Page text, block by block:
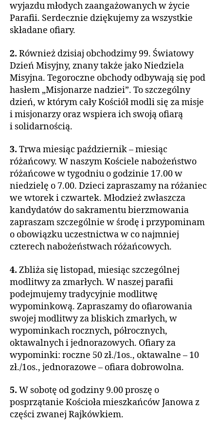
wyjazdu młodych zaangażowanych w życie
Parafii. Serdecznie dziękujemy za wszystkie
składane ofiary.
2. Również dzisiaj obchodzimy 99. Światowy
Dzień Misyjny, znany także jako Niedziela
Misyjna. Tegoroczne obchody odbywają się pod
hasłem „Misjonarze nadziei”. To szczególny
dzień, w którym cały Kościół modli się za misje
i misjonarzy oraz wspiera ich swoją ofiarą
i solidarnością.
3. Trwa miesiąc październik – miesiąc
różańcowy. W naszym Kościele nabożeństwo
różańcowe w tygodniu o godzinie 17.00 w
niedzielę o 7.00. Dzieci zapraszamy na różaniec
we wtorek i czwartek. Młodzież zwłaszcza
kandydatów do sakramentu bierzmowania
zapraszam szczególnie w środę i przypominam
o obowiązku uczestnictwa w co najmniej
czterech nabożeństwach różańcowych.
4. Zbliża się listopad, miesiąc szczególnej
modlitwy za zmarłych. W naszej parafii
podejmujemy tradycyjnie modlitwę
wypominkową. Zapraszamy do ofiarowania
swojej modlitwy za bliskich zmarłych, w
wypominkach rocznych, półrocznych,
oktawalnych i jednorazowych. Ofiary za
wypominki: roczne 50 zł./1os., oktawalne – 10
zł./1os., jednorazowe – ofiara dobrowolna.
5. W sobotę od godziny 9.00 proszę o
posprzątanie Kościoła mieszkańców Janowa z
części zwanej Rajkówkiem.